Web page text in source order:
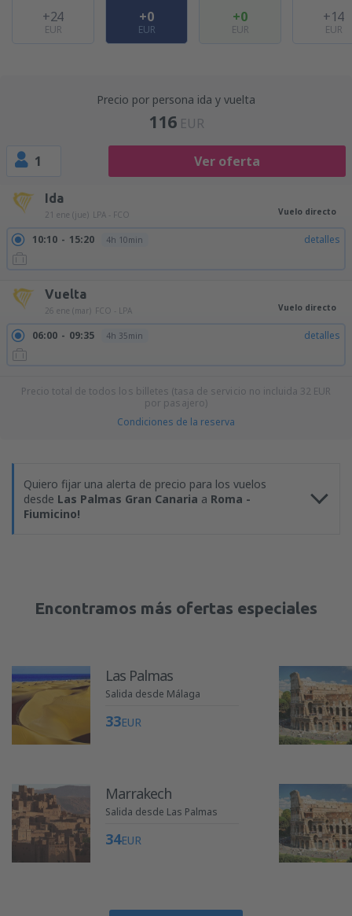
+24
EUR
+0
EUR
+0
EUR
+14
EUR
Precio por persona ida y vuelta
116 EUR
1 Ver oferta
Ida
21 ene (jue) LPA - FCO Vuelo directo
10:10 15:20 4h 10min detalles
Vuelta
26 ene (mar) FCO - LPA Vuelo directo
06:00 09:35 4h 35min detalles
Precio total de todos los billetes (tasa de servicio no incluida 32 EUR
por pasajero)
Condiciones de la reserva
Quiero fijar una alerta de precio para los vuelos
desde Las Palmas Gran Canaria a Roma -
Fiumicino!
Encontramos más ofertas especiales
Las Palmas
Salida desde Málaga
33EUR
Marrakech
Salida desde Las Palmas
34EUR